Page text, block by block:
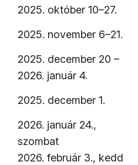
2025. október 10–27.
2025. november 6–21.
2025. december 20 –
2026. január 4.
2025. december 1.
2026. január 24.,
szombat
2026. február 3., kedd